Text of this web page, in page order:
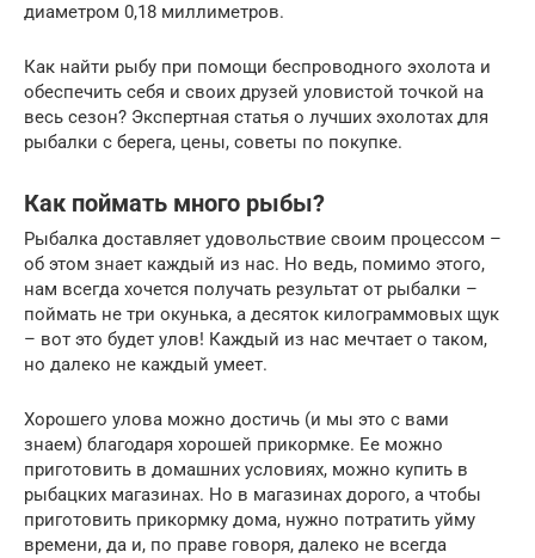
диаметром 0,18 миллиметров.
Как найти рыбу при помощи беспроводного эхолота и
обеспечить себя и своих друзей уловистой точкой на
весь сезон? Экспертная статья о лучших эхолотах для
рыбалки с берега, цены, советы по покупке.
Как поймать много рыбы?
Рыбалка доставляет удовольствие своим процессом –
об этом знает каждый из нас. Но ведь, помимо этого,
нам всегда хочется получать результат от рыбалки –
поймать не три окунька, а десяток килограммовых щук
– вот это будет улов! Каждый из нас мечтает о таком,
но далеко не каждый умеет.
Хорошего улова можно достичь (и мы это с вами
знаем) благодаря хорошей прикормке. Ее можно
приготовить в домашних условиях, можно купить в
рыбацких магазинах. Но в магазинах дорого, а чтобы
приготовить прикормку дома, нужно потратить уйму
времени, да и, по праве говоря, далеко не всегда